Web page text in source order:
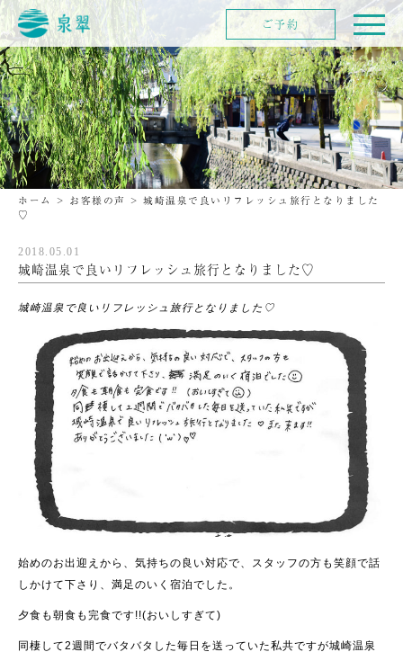
ホーム > お客様の声 > 城崎温泉で良いリフレッシュ旅行となりました
♡
2018.05.01
城崎温泉で良いリフレッシュ旅行となりました♡
城崎温泉で良いリフレッシュ旅行となりました♡
始めのお出迎えから、気持ちの良い対応で、スタッフの方も笑顔で話
しかけて下さり、満足のいく宿泊でした。
夕食も朝食も完食です!!(おいしすぎて)
同棲して2週間でバタバタした毎日を送っていた私共ですが城崎温泉
ご予約